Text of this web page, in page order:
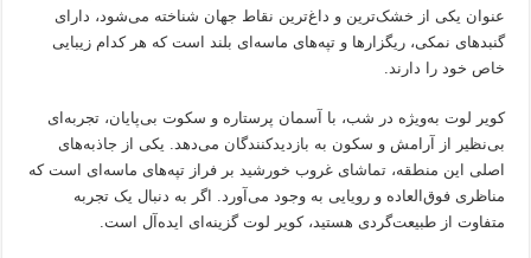
عنوان یکی از خشک‌ترین و داغ‌ترین نقاط جهان شناخته می‌شود، دارای
گنبدهای نمکی، ریگزارها و تپه‌های ماسه‌ای بلند است که هر کدام زیبایی
خاص خود را دارند.
کویر لوت به‌ویژه در شب، با آسمان پرستاره و سکوت بی‌پایان، تجربه‌ای
بی‌نظیر از آرامش و سکون به بازدیدکنندگان می‌دهد. یکی از جاذبه‌های
اصلی این منطقه، تماشای غروب خورشید بر فراز تپه‌های ماسه‌ای است که
مناظری فوق‌العاده و رویایی به وجود می‌آورد. اگر به دنبال یک تجربه
متفاوت از طبیعت‌گردی هستید، کویر لوت گزینه‌ای ایده‌آل است.